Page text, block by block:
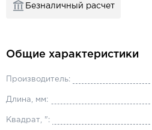
Безналичный расчет
Общие характеристики
Производитель:
Длина, мм:
Квадрат, ":